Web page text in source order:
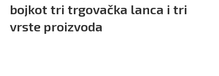
bojkot tri trgovačka lanca i tri
vrste proizvoda